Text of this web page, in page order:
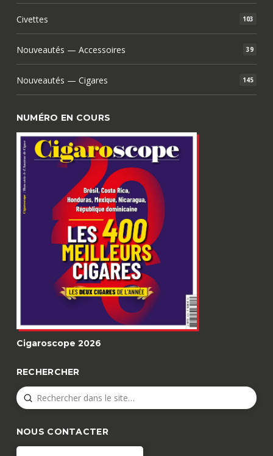
Civettes 103
Nouveautés — Accessoires 39
Nouveautés — Cigares 145
NUMÉRO EN COURS
Cigaroscope 2026
RECHERCHER
Search
Submit
NOUS CONTACTER